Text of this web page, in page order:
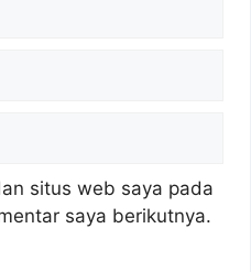
situs web saya pada
saya berikutnya.